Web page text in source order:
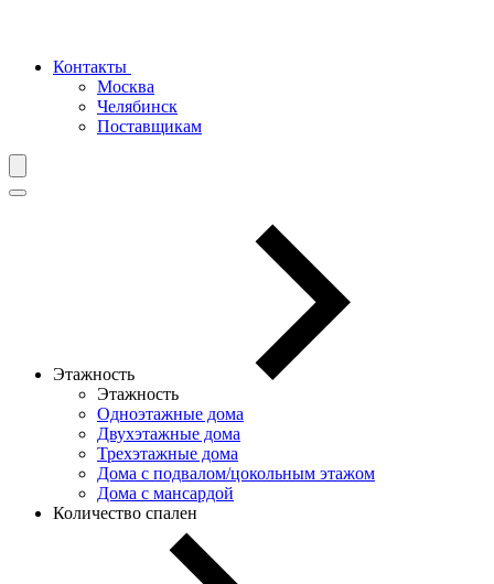
Контакты
Москва
Челябинск
Поставщикам
Этажность
Этажность
Одноэтажные дома
Двухэтажные дома
Трехэтажные дома
Дома с подвалом/цокольным этажом
Дома с мансардой
Количество спален